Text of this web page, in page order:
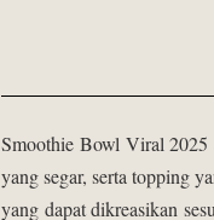
Smoothie Bowl Viral 2025
yang segar, serta topping
yang dapat dikreasikan